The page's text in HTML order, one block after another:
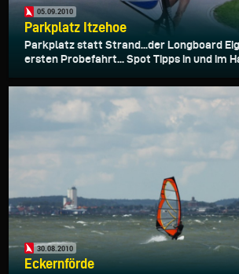
05.09.2010
Parkplatz Itzehoe
Parkplatz statt Strand...der Longboard
ersten Probefahrt... Spot Tipps in und im
30.08.2010
Eckernförde